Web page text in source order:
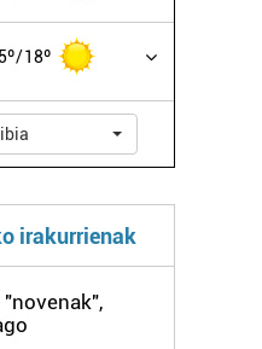
18º
irakurrienak